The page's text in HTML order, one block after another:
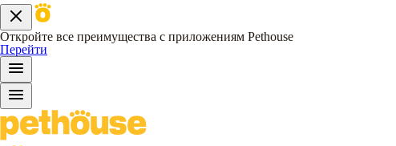
Откройте все преимущества с приложениям Pethouse
Перейти